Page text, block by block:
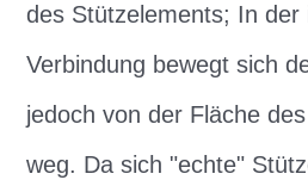
des Stützelements; In der
Verbindung bewegt sich
jedoch von der Fläche
weg. Da sich "echte"